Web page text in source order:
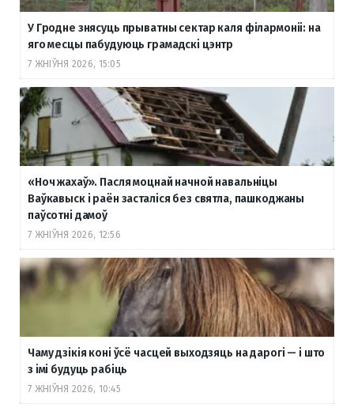
У Гродне знясуць прыватны сектар каля філармоніі: на
яго месцы пабудуюць грамадскі цэнтр
7 ЖНІЎНЯ 2026, 15:05
«Ноч жахаў». Пасля моцнай начной навальніцы
Ваўкавыск і раён засталіся без святла, пашкоджаны
паўсотні дамоў
7 ЖНІЎНЯ 2026, 12:56
Чаму дзікія коні ўсё часцей выходзяць на дарогі — і што
з імі будуць рабіць
7 ЖНІЎНЯ 2026, 10:45